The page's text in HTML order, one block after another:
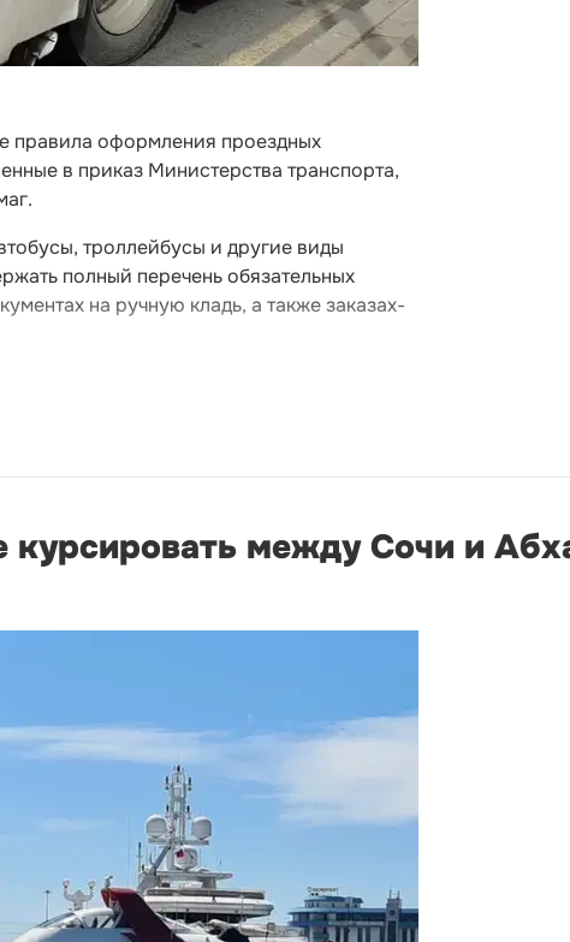
правила оформления проездных
в приказ Министерства транспорта,
троллейбусы и другие виды
полный перечень обязательных
на ручную кладь, а также заказах-
между Сочи и